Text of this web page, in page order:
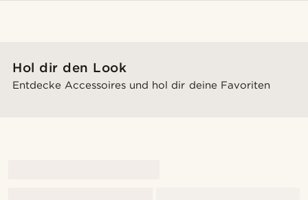
Hol dir den Look
Entdecke Accessoires und hol dir deine Favoriten